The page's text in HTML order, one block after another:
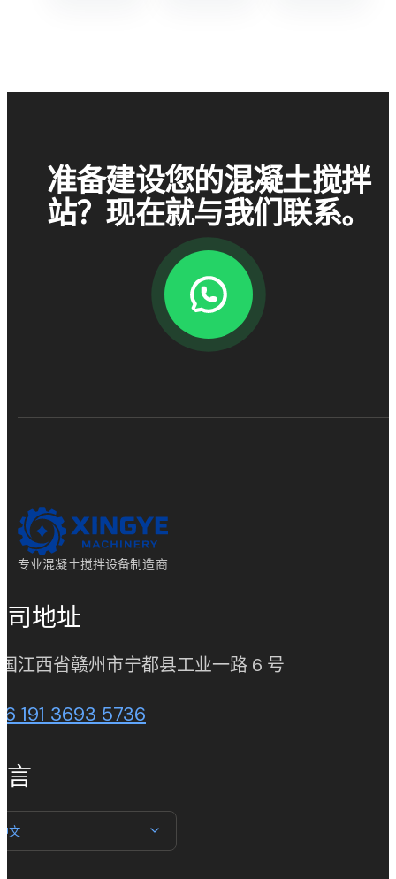
准备建设您的混凝土搅拌
站？现在就与我们联系。
专业混凝土搅拌设备制造商
司地址
江西省赣州市宁都县工业一路 6 号
191 3693 5736
言
文